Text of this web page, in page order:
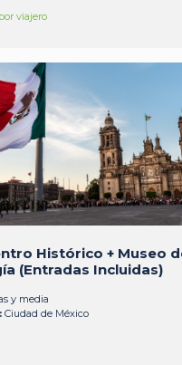
por viajero
Histórico + Museo
(Entradas Incluidas)
y media
Ciudad de México